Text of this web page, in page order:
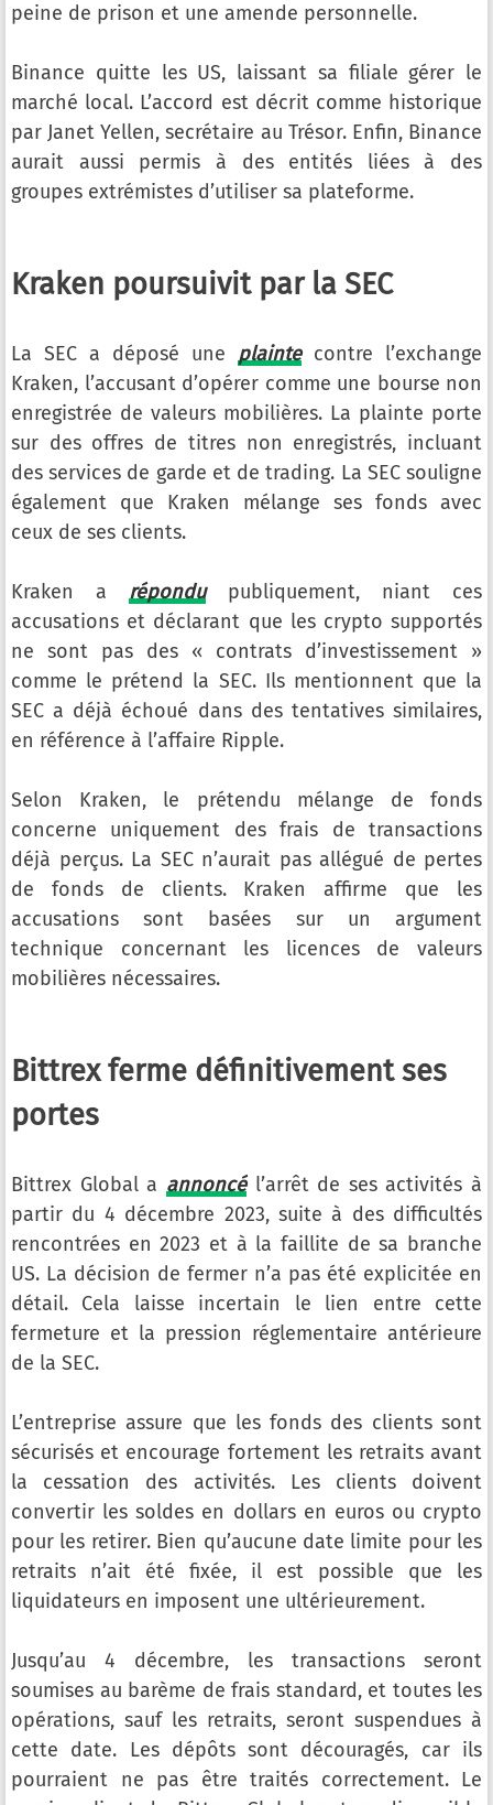
peine de prison et une amende personnelle.
Binance quitte les US, laissant sa filiale gérer le
marché local. L’accord est décrit comme historique
par Janet Yellen, secrétaire au Trésor. Enfin, Binance
aurait aussi permis à des entités liées à des
groupes extrémistes d’utiliser sa plateforme.
Kraken poursuivit par la SEC
La SEC a déposé une plaintecontre l’exchange
Kraken, l’accusant d’opérer comme une bourse non
enregistrée de valeurs mobilières. La plainte porte
sur des offres de titres non enregistrés, incluant
des services de garde et de trading. La SEC souligne
également que Kraken mélange ses fonds avec
ceux de ses clients.
Kraken a répondupubliquement, niant ces
accusations et déclarant que les crypto supportés
ne sont pas des « contrats d’investissement »
comme le prétend la SEC. Ils mentionnent que la
SEC a déjà échoué dans des tentatives similaires,
en référence à l’affaire Ripple.
Selon Kraken, le prétendu mélange de fonds
concerne uniquement des frais de transactions
déjà perçus. La SEC n’aurait pas allégué de pertes
de fonds de clients. Kraken affirme que les
accusations sont basées sur un argument
technique concernant les licences de valeurs
mobilières nécessaires.
Bittrex ferme définitivement ses
portes
Bittrex Global a annoncél’arrêt de ses activités à
partir du 4 décembre 2023, suite à des difficultés
rencontrées en 2023 et à la faillite de sa branche
US. La décision de fermer n’a pas été explicitée en
détail. Cela laisse incertain le lien entre cette
fermeture et la pression réglementaire antérieure
de la SEC.
L’entreprise assure que les fonds des clients sont
sécurisés et encourage fortement les retraits avant
la cessation des activités. Les clients doivent
convertir les soldes en dollars en euros ou crypto
pour les retirer. Bien qu’aucune date limite pour les
retraits n’ait été fixée, il est possible que les
liquidateurs en imposent une ultérieurement.
Jusqu’au 4 décembre, les transactions seront
soumises au barème de frais standard, et toutes les
opérations, sauf les retraits, seront suspendues à
cette date. Les dépôts sont découragés, car ils
pourraient ne pas être traités correctement. Le